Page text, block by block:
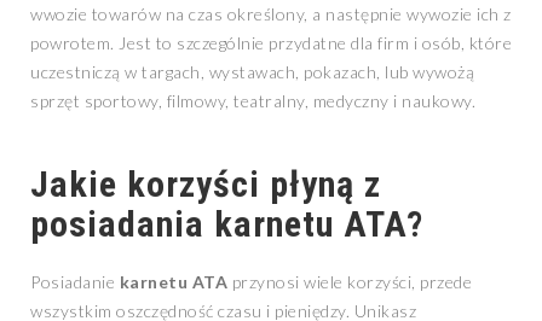
wwozie towarów na czas określony, a następnie wywozie ich z
powrotem. Jest to szczególnie przydatne dla firm i osób, które
uczestniczą w targach, wystawach, pokazach, lub wywożą
sprzęt sportowy, filmowy, teatralny, medyczny i naukowy.
Jakie korzyści płyną z
posiadania karnetu ATA?
Posiadanie karnetu ATA przynosi wiele korzyści, przede
wszystkim oszczędność czasu i pieniędzy. Unikasz